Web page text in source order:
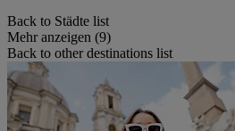
Back to Städte list
Mehr anzeigen (9)
Back to other destinations list